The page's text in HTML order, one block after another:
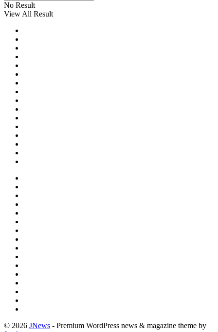
No Result
View All Result
© 2026 JNews - Premium WordPress news & magazine theme by